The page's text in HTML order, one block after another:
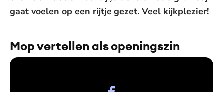
gaat voelen op een rijtje gezet. Veel kijkplezier!
Mop vertellen als openingszin